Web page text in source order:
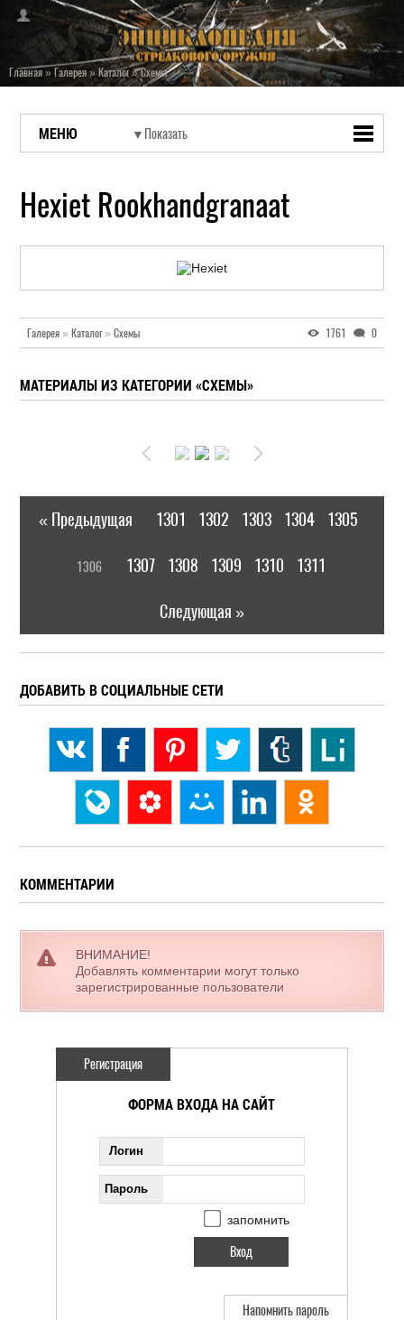
Главная»Галерея»Каталог»Схемы
МЕНЮ
Hexiet Rookhandgranaat
Галерея » Каталог» Схемы 1761 0
МАТЕРИАЛЫ ИЗ КАТЕГОРИИ «СХЕМЫ»
« Предыдущая 1301 1302 1303 1304 1305
1306 1307 1308 1309 1310 1311
Следующая »
ДОБАВИТЬ В СОЦИАЛЬНЫЕ СЕТИ
КОММЕНТАРИИ
ВНИМАНИЕ!
Добавлять комментарии могут только
зарегистрированные пользователи
Регистрация
ФОРМА ВХОДА НА САЙТ
Логин
Пароль
запомнить
Напомнить пароль